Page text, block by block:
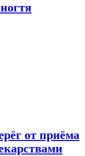
от приёма